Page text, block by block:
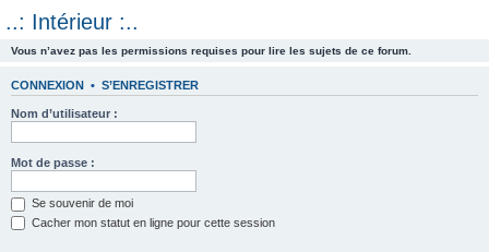
e
..: Intérieur :..
Vous n’avez pas les permissions requises pour lire les sujets de ce forum.
CONNEXION • S’ENREGISTRER
Nom d’utilisateur :
Mot de passe :
Se souvenir de moi
Cacher mon statut en ligne pour cette session